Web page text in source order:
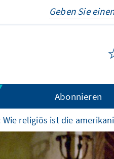
Abonnieren
Wie religiös ist die